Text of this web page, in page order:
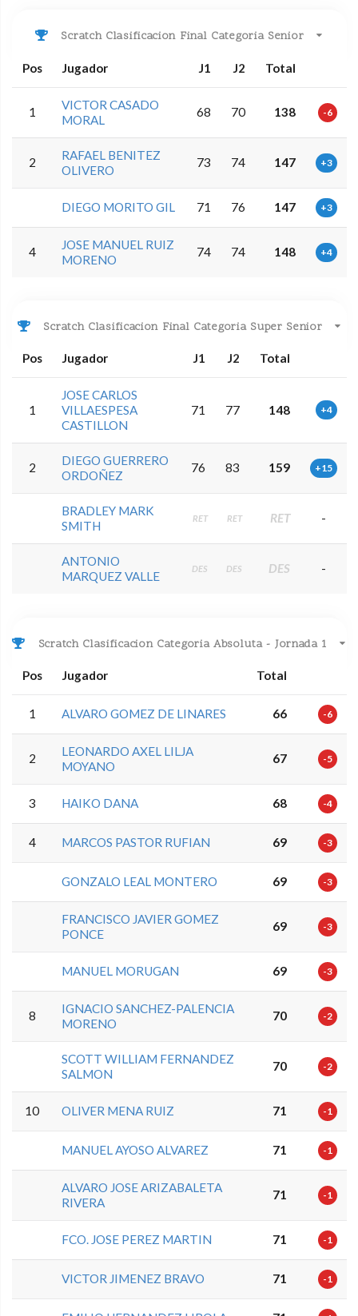
Scratch Clasificacion Final Categoria Senior
Pos Jugador J1 J2 Total
1
VICTOR CASADO
MORAL
68 70 138 -6
2
RAFAEL BENITEZ
OLIVERO
73 74 147 +3
DIEGO MORITO GIL 71 76 147 +3
4
JOSE MANUEL RUIZ
MORENO
74 74 148 +4
Scratch Clasificacion Final Categoria Super Senior
Pos Jugador J1 J2 Total
1
JOSE CARLOS
VILLAESPESA
CASTILLON
71 77 148 +4
2
DIEGO GUERRERO
ORDOÑEZ
76 83 159 +15
BRADLEY MARK
SMITH
RET RET RET -
ANTONIO
MARQUEZ VALLE
DES DES DES -
Scratch Clasificacion Categoria Absoluta - Jornada 1
Pos Jugador Total
1 ALVARO GOMEZ DE LINARES 66 -6
2
LEONARDO AXEL LILJA
MOYANO
67 -5
3 HAIKO DANA 68 -4
4 MARCOS PASTOR RUFIAN 69 -3
GONZALO LEAL MONTERO 69 -3
FRANCISCO JAVIER GOMEZ
PONCE
69 -3
MANUEL MORUGAN 69 -3
8
IGNACIO SANCHEZ-PALENCIA
MORENO
70 -2
SCOTT WILLIAM FERNANDEZ
SALMON
70 -2
10 OLIVER MENA RUIZ 71 -1
MANUEL AYOSO ALVAREZ 71 -1
ALVARO JOSE ARIZABALETA
RIVERA
71 -1
FCO. JOSE PEREZ MARTIN 71 -1
VICTOR JIMENEZ BRAVO 71 -1